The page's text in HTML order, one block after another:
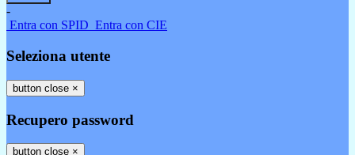
-
Entra con SPID Entra con CIE
Seleziona utente
button close ×
Recupero password
button close ×